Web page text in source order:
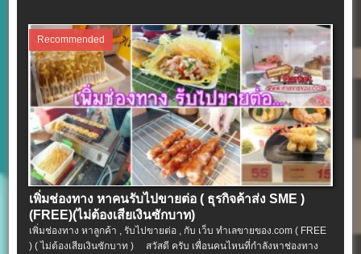
Recommended
เพิ่มช่องทาง หาคนรับไปขายต่อ ( ธุรกิจค้าส่ง SME )
(FREE)(ไม่ต้องเสียเงินซักบาท)
เพิ่มช่องทาง หาลูกค้า , รับไปขายต่อ , กับ เว็บ ทำเลขายของ.com ( FREE
) ( ไม่ต้องเสียเงินซักบาท ) สวัสดี ครับ เพื่อนคนไหนที่กำลังหาช่องทาง